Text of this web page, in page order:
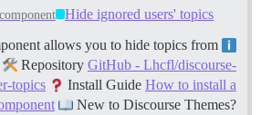
Hide ignored users' topics
allows you to hide topics from
Repository GitHub - Lhcfl/discourse-
topics
Install Guide How to install a
New to Discourse Themes?